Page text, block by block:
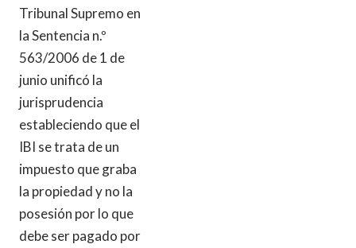
Tribunal Supremo en
la Sentencia n.º
563/2006 de 1 de
junio unificó la
jurisprudencia
estableciendo que el
IBI se trata de un
impuesto que graba
la propiedad y no la
posesión por lo que
debe ser pagado por